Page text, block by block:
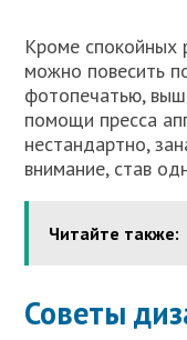
Кроме спокойных
можно повесить
фотопечатью,
помощи пресса
нестандартно,
внимание, став
Читайте также:
Советы